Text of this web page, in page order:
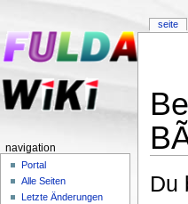
Du
seite
navigation
Portal
Alle Seiten
Letzte Änderungen